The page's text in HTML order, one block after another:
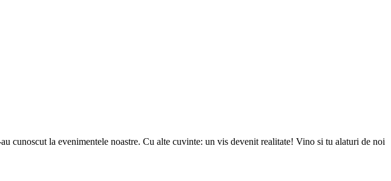
cunoscut la evenimentele noastre. Cu alte cuvinte: un vis devenit realitate! Vino si tu alaturi de noi